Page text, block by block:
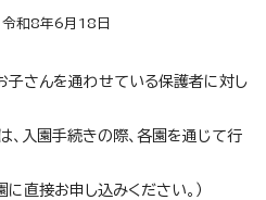
和8年6月18日
子さんを通わせている保護者に対し
、入園手続きの際、各園を通じて行
直接お申し込みください。）